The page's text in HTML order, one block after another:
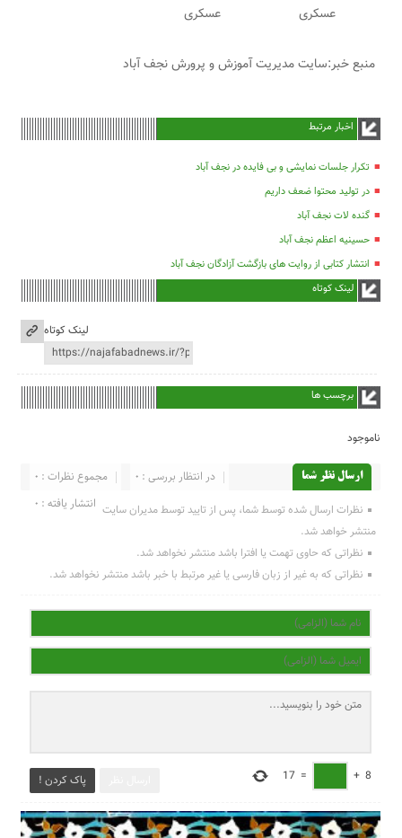
عسکری
عسکری
منبع خبر:سایت مدیریت آموزش و پرورش نجف آباد
اخبار مرتبط
تکرار جلسات نمایشی و بی فایده در نجف آباد
در تولید محتوا ضعف داریم
گنده لات نجف آباد
حسینیه اعظم نجف آباد
انتشار کتابی از روایت های بازگشت آزادگان نجف آباد
لینک کوتاه
لینک کوتاه
برچسب ها
ناموجود
ارسال نظر شما مجموع نظرات : 0
در انتظار بررسی : 0
انتشار یافته : 0 نظرات ارسال شده توسط شما، پس از تایید توسط مدیران سایت
منتشر خواهد شد.
نظراتی که حاوی تهمت یا افترا باشد منتشر نخواهد شد.
نظراتی که به غیر از زبان فارسی یا غیر مرتبط با خبر باشد منتشر نخواهد شد.
پاک کردن ! 8
+
=
17